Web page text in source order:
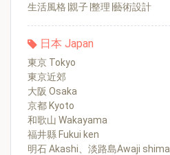
生活風格∣親子∣整理∣藝術設計
日本 Japan
東京 Tokyo
東京近郊
大阪 Osaka
京都 Kyoto
和歌山 Wakayama
福井縣 Fukui ken
明石 Akashi、淡路島Awaji shima